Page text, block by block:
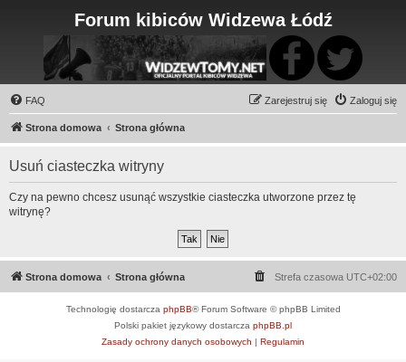
Forum kibiców Widzewa Łódź
FAQ Zaloguj się
Zarejestruj się
Strona domowa Strona główna
Usuń ciasteczka witryny
Czy na pewno chcesz usunąć wszystkie ciasteczka utworzone przez tę
witrynę?
Strona domowa Strona główna Strefa czasowa UTC+02:00
Technologię dostarcza phpBB® Forum Software © phpBB Limited
Polski pakiet językowy dostarcza phpBB.pl
Zasady ochrony danych osobowych | Regulamin